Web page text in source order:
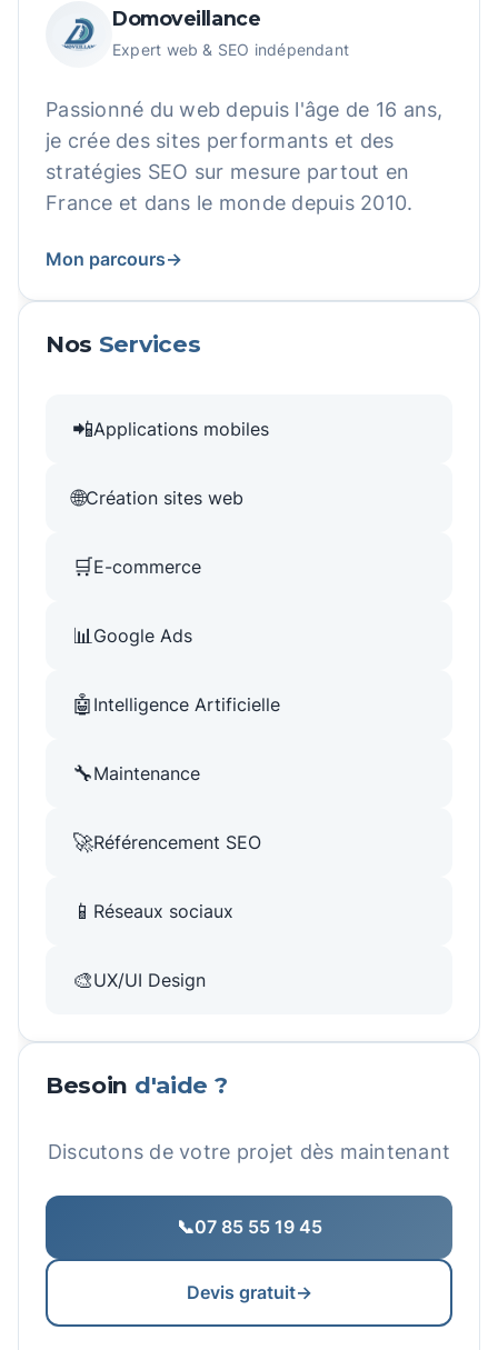
Domoveillance
Expert web & SEO indépendant
Passionné du web depuis l'âge de 16 ans,
je crée des sites performants et des
stratégies SEO sur mesure partout en
France et dans le monde depuis 2010.
Mon parcours→
Nos Services
📲Applications mobiles
🌐Création sites web
🛒E-commerce
📊Google Ads
🤖 Intelligence Artificielle
🔧Maintenance
🚀Référencement SEO
📱 Réseaux sociaux
🎨UX/UI Design
Besoin d'aide ?
Discutons de votre projet dès maintenant
📞07 85 55 19 45
Devis gratuit→